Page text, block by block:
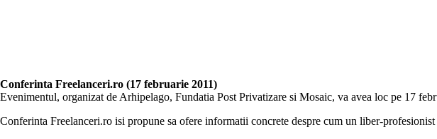
Conferinta Freelanceri.ro (17 februarie 2011)
Evenimentul, organizat de Arhipelago, Fundatia Post Privatizare si Mosaic, va avea loc pe 17
Conferinta Freelanceri.ro isi propune sa ofere informatii concrete despre cum un liber-